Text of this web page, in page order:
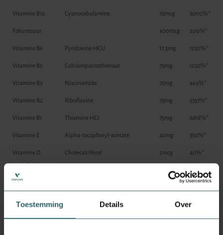
Toestemming Details Over
Vitamine B12 Cyanocobalamine 75mcg 3000%*
Foliumzuur 400mcg 200%*
Vitamine B6 Pyridoxine HCU 17.5mg 1250%*
Vitamine B5 Calciumpantothenaat 75mg 1250%*
Vitamine B3 Niacinamide 75mg 469%*
Vitamine B2 Riboflavine 75mg 5357%*
Vitamine B1 Thiamine HCI 75mg 6818%*
Vitamine E Alpha-tocopheryl-acetate 42mg 350%*
Vitamine D Cholecalciferol 2mcg
40%*
*RI = Referentie inname